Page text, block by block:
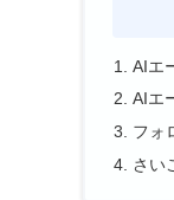
AIエ
AIエ
フォ
さい